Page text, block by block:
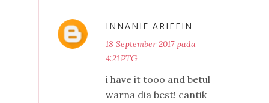
INNANIE ARIFFIN
18 September 2017 pada
4:21 PTG
i have it tooo and betul
warna dia best! cantik